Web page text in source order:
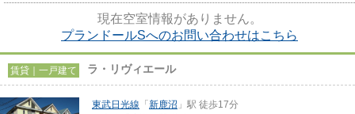
現在空室情報がありません。
プランドールSへのお問い合わせはこちら
賃貸｜一戸建て ラ・リヴィエール
東武日光線 「 新鹿沼 」駅 徒歩17分